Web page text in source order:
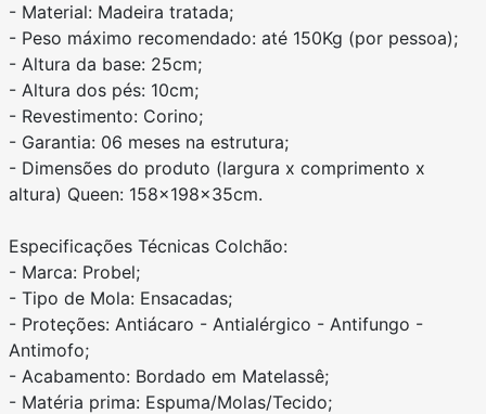
- Material: Madeira tratada;
- Peso máximo recomendado: até 150Kg (por pessoa);
- Altura da base: 25cm;
- Altura dos pés: 10cm;
- Revestimento: Corino;
- Garantia: 06 meses na estrutura;
- Dimensões do produto (largura x comprimento x
altura) Queen: 158x198x35cm.
Especificações Técnicas Colchão:
- Marca: Probel;
- Tipo de Mola: Ensacadas;
- Proteções: Antiácaro - Antialérgico - Antifungo -
Antimofo;
- Acabamento: Bordado em Matelassê;
- Matéria prima: Espuma/Molas/Tecido;